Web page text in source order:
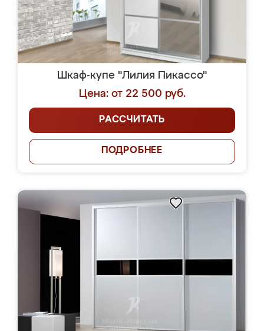
Шкаф-купе "Лилия Пикассо"
Цена: от 22 500 руб.
РАССЧИТАТЬ
ПОДРОБНЕЕ